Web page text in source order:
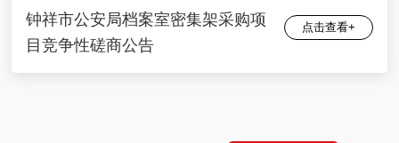
钟祥市公安局档案室密集架采购项
目竞争性磋商公告
点击查看+